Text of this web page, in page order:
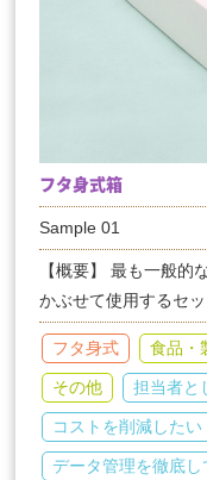
フタ身式箱
Sample 01
【概要】 最も一般的
かぶせて使用するセ
フタ身式 食品・
その他 担当者と
コストを削減したい
データ管理を徹底し